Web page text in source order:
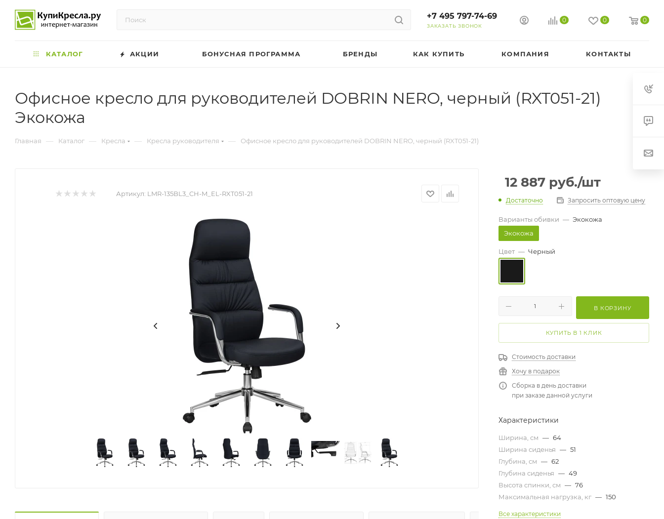
+7 495 797-74-69
ЗАКАЗАТЬ ЗВОНОК
0 0 0
КАТАЛОГ АКЦИИ БОНУСНАЯ ПРОГРАММА БРЕНДЫ КАК КУПИТЬ КОМПАНИЯ КОНТАКТЫ
Офисное кресло для руководителей DOBRIN NERO, черный (RXT051-21)
Экокожа
Главная — Каталог — Кресла — Кресла руководителя — Офисное кресло для руководителей DOBRIN NERO, черный (RXT051-21)
Артикул: LMR-135BL3_CH-M_EL-RXT051-21
12 887 руб./шт
Достаточно Запросить оптовую цену
Варианты обивки — Экокожа
Экокожа
Цвет — Черный
В КОРЗИНУ
КУПИТЬ В 1 КЛИК
Стоимость доставки
Хочу в подарок
Сборка в день доставки
при заказе данной услуги
Характеристики
Ширина, см — 64
Ширина сиденья — 51
Глубина, см — 62
Глубина сиденья — 49
Высота спинки, см — 76
Максимальная нагрузка, кг — 150
Все характеристики